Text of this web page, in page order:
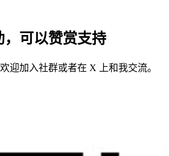
，可以赞赏支持
迎加入社群或者在 X 上和我交流。